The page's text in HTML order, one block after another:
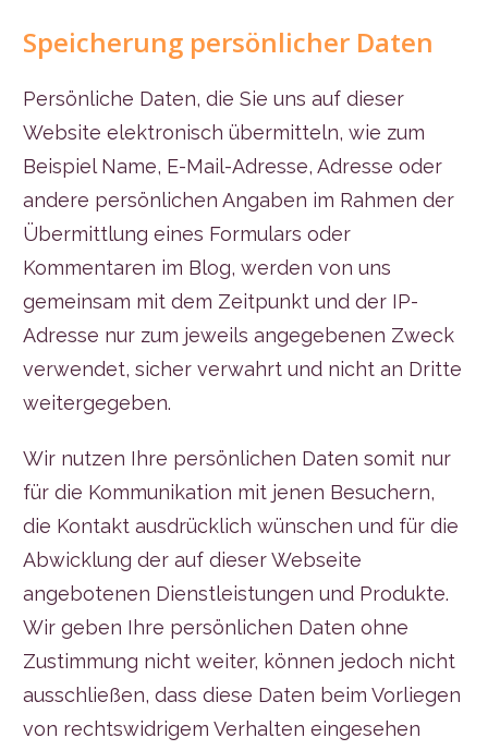
Speicherung persönlicher Daten
Persönliche Daten, die Sie uns auf dieser
Website elektronisch übermitteln, wie zum
Beispiel Name, E-Mail-Adresse, Adresse oder
andere persönlichen Angaben im Rahmen der
Übermittlung eines Formulars oder
Kommentaren im Blog, werden von uns
gemeinsam mit dem Zeitpunkt und der IP-
Adresse nur zum jeweils angegebenen Zweck
verwendet, sicher verwahrt und nicht an Dritte
weitergegeben.
Wir nutzen Ihre persönlichen Daten somit nur
für die Kommunikation mit jenen Besuchern,
die Kontakt ausdrücklich wünschen und für die
Abwicklung der auf dieser Webseite
angebotenen Dienstleistungen und Produkte.
Wir geben Ihre persönlichen Daten ohne
Zustimmung nicht weiter, können jedoch nicht
ausschließen, dass diese Daten beim Vorliegen
von rechtswidrigem Verhalten eingesehen